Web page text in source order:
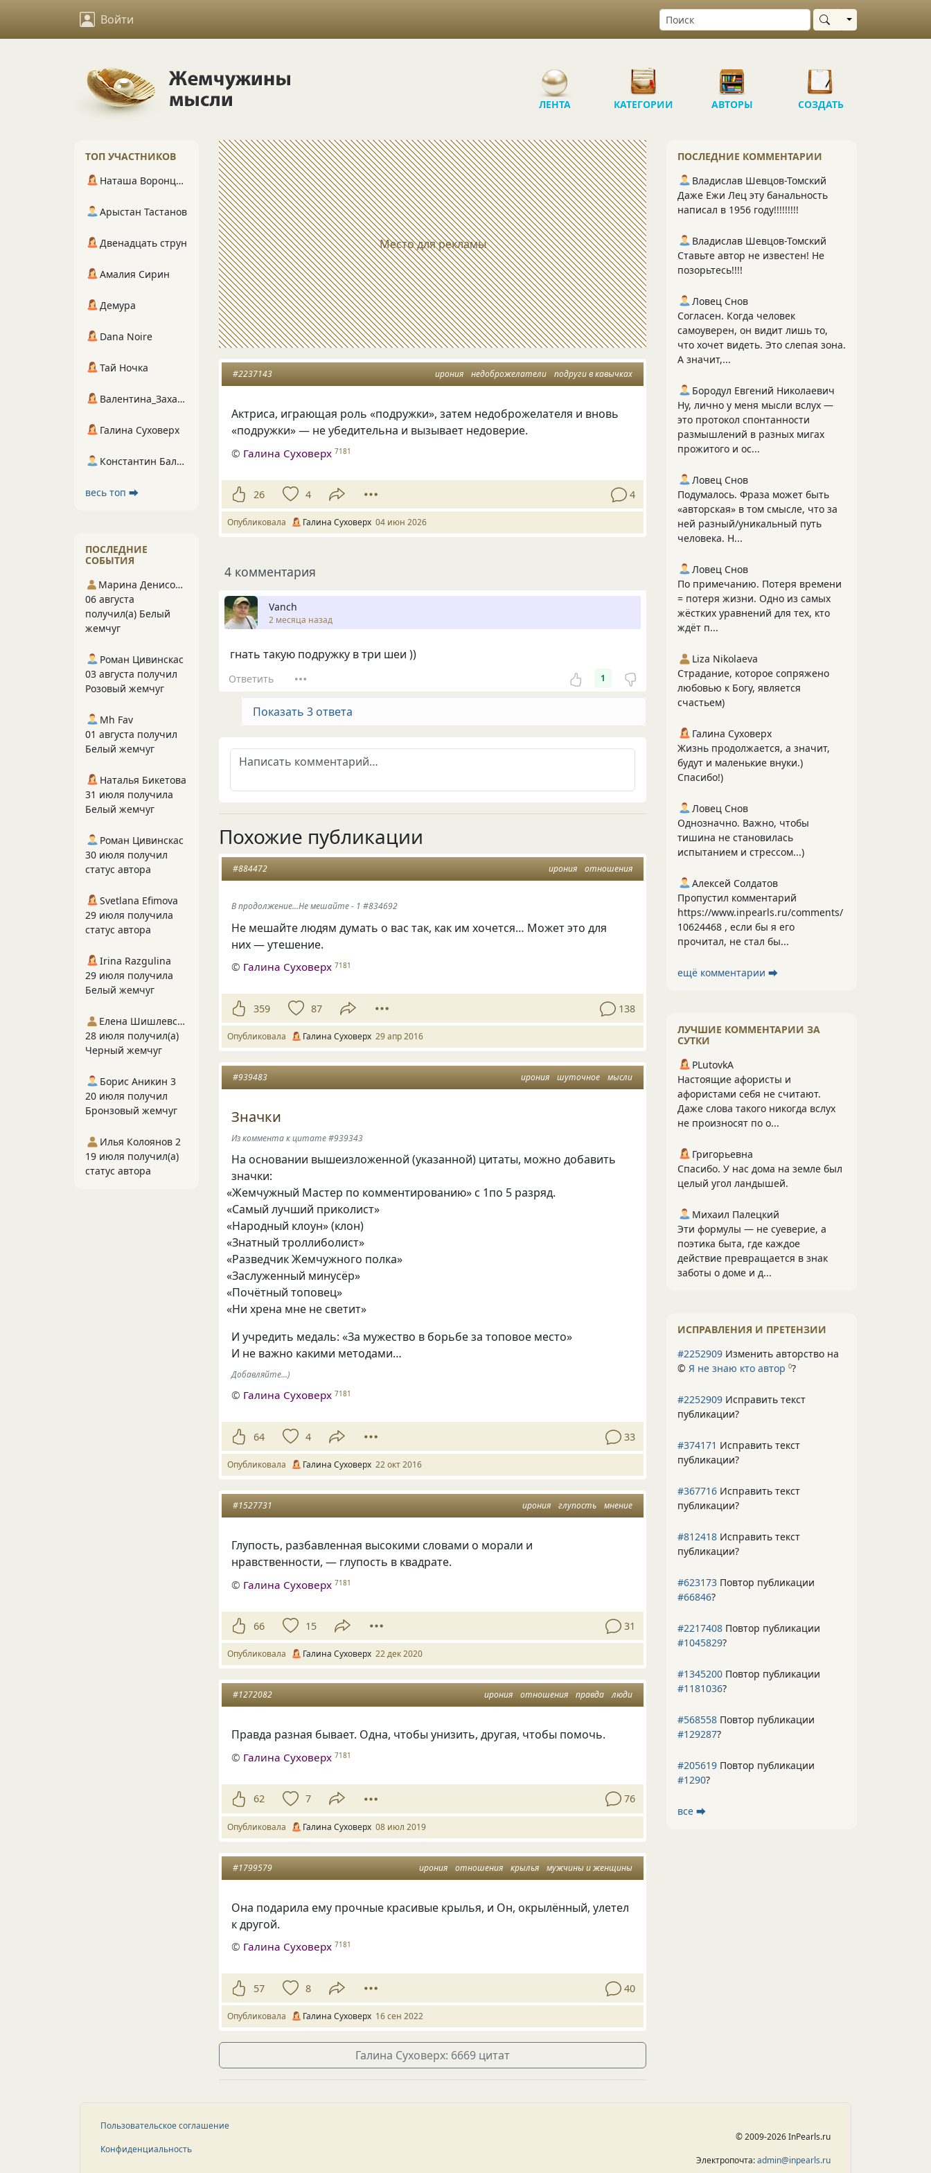
Войти Выбрать область
ЛЕНТА КАТЕГОРИИ АВТОРЫ СОЗДАТЬ
Место для рекламы
ирония недоброжелатели подруги в кавычках
#2237143
Актриса, играющая роль «подружки», затем недоброжелателя и вновь
«подружки» — не убедительна и вызывает недоверие.
© Галина Суховерх 7181
26 4 4
Опубликовала Галина Суховерх 04 июн 2026
4 комментария
Vanch
2 месяца назад
гнать такую подружку в три шеи ))
Ответить 1
Показать 3 ответа
Похожие публикации
ирония отношения
#884472
В продолжение...Не мешайте - 1 #834692
Не мешайте людям думать о вас так, как им хочется… Может это для
них — утешение.
© Галина Суховерх 7181
359 87 138
Опубликовала Галина Суховерх 29 апр 2016
ирония шуточное мысли
#939483
Значки
Из коммента к цитате #939343
На основании вышеизложенной (указанной) цитаты, можно добавить
значки:
«Жемчужный Мастер по комментированию» с 1по 5 разряд.
«Самый лучший приколист»
«Народный клоун»(клон)
«Знатный троллиболист»
«Разведчик Жемчужного полка»
«Заслуженный минусёр»
«Почётный топовец»
«Ни хрена мне не светит»
И учредить медаль: «За мужество в борьбе за топовое место»
И не важно какими методами…
Добавляйте...)
© Галина Суховерх 7181
64 4 33
Опубликовала Галина Суховерх 22 окт 2016
ирония глупость мнение
#1527731
Глупость, разбавленная высокими словами о морали и
нравственности, — глупость в квадрате.
© Галина Суховерх 7181
66 15 31
Опубликовала Галина Суховерх 22 дек 2020
ирония отношения правда люди
#1272082
Правда разная бывает. Одна, чтобы унизить, другая, чтобы помочь.
© Галина Суховерх 7181
62 7 76
Опубликовала Галина Суховерх 08 июл 2019
ирония отношения крылья мужчины и женщины
#1799579
Она подарила ему прочные красивые крылья, и Он, окрылённый, улетел
к другой.
© Галина Суховерх 7181
57 8 40
Опубликовала Галина Суховерх 16 сен 2022
Галина Суховерх: 6669 цитат
ПОСЛЕДНИЕ КОММЕНТАРИИ
Владислав Шевцов-Томский
Даже Ежи Лец эту банальность
написал в 1956 году!!!!!!!!!
Владислав Шевцов-Томский
Ставьте автор не известен! Не
позорьтесь!!!!
Ловец Снов
Согласен. Когда человек
самоуверен, он видит лишь то,
что хочет видеть. Это слепая зона.
А значит,...
Бородул Евгений Николаевич
Ну, лично у меня мысли вслух —
это протокол спонтанности
размышлений в разных мигах
прожитого и ос...
Ловец Снов
Подумалось. Фраза может быть
«авторская» в том смысле, что за
ней разный/уникальный путь
человека. Н...
Ловец Снов
По примечанию. Потеря времени
= потеря жизни. Одно из самых
жёстких уравнений для тех, кто
ждёт п...
Liza Nikolaeva
Страдание, которое сопряжено
любовью к Богу, является
счастьем)
Галина Суховерх
Жизнь продолжается, а значит,
будут и маленькие внуки.)
Спасибо!)
Ловец Снов
Однозначно. Важно, чтобы
тишина не становилась
испытанием и стрессом...)
Алексей Солдатов
Пропустил комментарий
https://www.inpearls.ru/comments/
10624468 , если бы я его
прочитал, не стал бы...
ещё комментарии ⮕
ЛУЧШИЕ КОММЕНТАРИИ ЗА
СУТКИ
PLutоvkА
Настоящие афористы и
афористами себя не считают.
Даже слова такого никогда вслух
не произносят по о...
Григорьевна
Спасибо. У нас дома на земле был
целый угол ландышей.
Михаил Палецкий
Эти формулы — не суеверие, а
поэтика быта, где каждое
действие превращается в знак
заботы о доме и д...
ИСПРАВЛЕНИЯ И ПРЕТЕНЗИИ
#2252909 Изменить авторство на
© Я не знаю кто автор 0?
#2252909 Исправить текст
публикации?
#374171 Исправить текст
публикации?
#367716 Исправить текст
публикации?
#812418 Исправить текст
публикации?
#623173 Повтор публикации
#66846?
#2217408 Повтор публикации
#1045829?
#1345200 Повтор публикации
#1181036?
#568558 Повтор публикации
#129287?
#205619 Повтор публикации
#1290?
все ⮕
ТОП УЧАСТНИКОВ
Наташа Воронцова
Арыстан Тастанов
Двенадцать струн
Амалия Сирин
Демура
Dana Noire
Тай Ночка
Валентина_Захарова
Галина Суховерх
Константин Балухта
весь топ ⮕
ПОСЛЕДНИЕ
СОБЫТИЯ
Марина Денисова 5
06 августа
получил(а) Белый
жемчуг
Роман Цивинскас
03 августа получил
Розовый жемчуг
Mh Fav
01 августа получил
Белый жемчуг
Наталья Бикетова
31 июля получила
Белый жемчуг
Роман Цивинскас
30 июля получил
статус автора
Svetlana Efimova
29 июля получила
статус автора
Irina Razgulina
29 июля получила
Белый жемчуг
Елена Шишлевская
28 июля получил(а)
Черный жемчуг
Борис Аникин 3
20 июля получил
Бронзовый жемчуг
Илья Колоянов 2
19 июля получил(а)
статус автора
Пользовательское соглашение
Конфиденциальность
© 2009-2026 InPearls.ru
Электропочта:admin@inpearls.ru